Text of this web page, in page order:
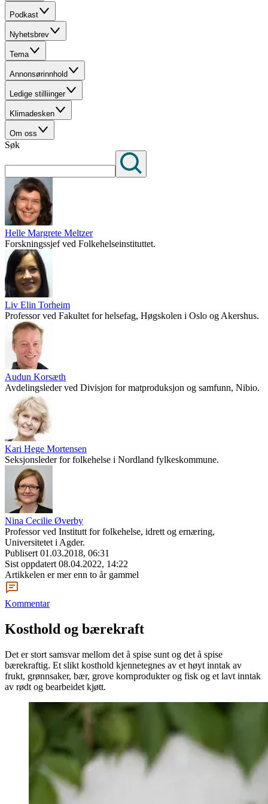
Podkast
Nyhetsbrev
Tema
Annonsørinnhold
Ledige stilliinger
Klimadesken
Om oss
Søk
Helle Margrete Meltzer
Forskningssjef ved Folkehelseinstituttet.
Liv Elin Torheim
Professor ved Fakultet for helsefag, Høgskolen i Oslo og Akershus.
Audun Korsæth
Avdelingsleder ved Divisjon for matproduksjon og samfunn, Nibio.
Kari Hege Mortensen
Seksjonsleder for folkehelse i Nordland fylkeskommune.
Nina Cecilie Øverby
Professor ved Institutt for folkehelse, idrett og ernæring,
Universitetet i Agder.
Publisert 01.03.2018, 06:31
Sist oppdatert 08.04.2022, 14:22
Artikkelen er mer enn to år gammel
Kommentar
Kosthold og bærekraft
Det er stort samsvar mellom det å spise sunt og det å spise
bærekraftig. Et slikt kosthold kjennetegnes av et høyt inntak av
frukt, grønnsaker, bær, grove kornprodukter og fisk og et lavt inntak
av rødt og bearbeidet kjøtt.